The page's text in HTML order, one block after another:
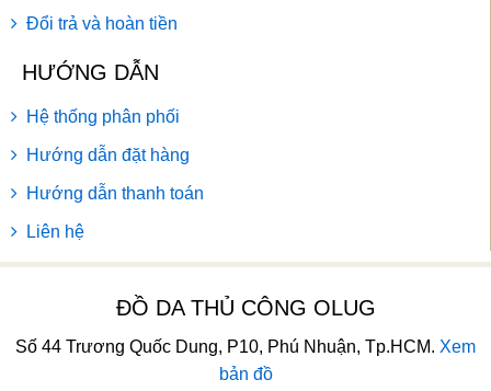
Đổi trả và hoàn tiền
HƯỚNG DẪN
Hệ thống phân phối
Hướng dẫn đặt hàng
Hướng dẫn thanh toán
Liên hệ
ĐỒ DA THỦ CÔNG OLUG
Số 44 Trương Quốc Dung, P10, Phú Nhuận, Tp.HCM. Xem
bản đồ